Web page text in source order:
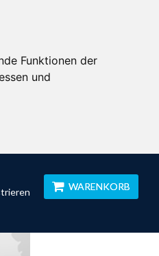
Funktionen der
und
WARENKORB